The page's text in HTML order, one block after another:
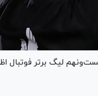
لیگ برتر فوتبال